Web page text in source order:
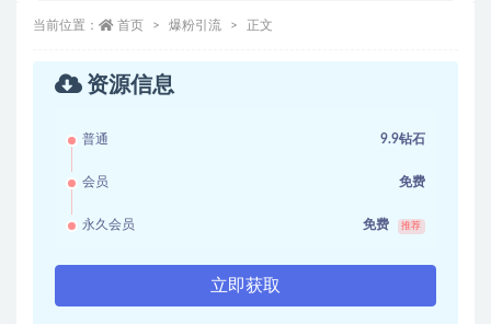
当前位置： 首页 爆粉引流 正文
资源信息
普通 9.9钻石
会员 免费
永久会员 免费 推荐
立即获取